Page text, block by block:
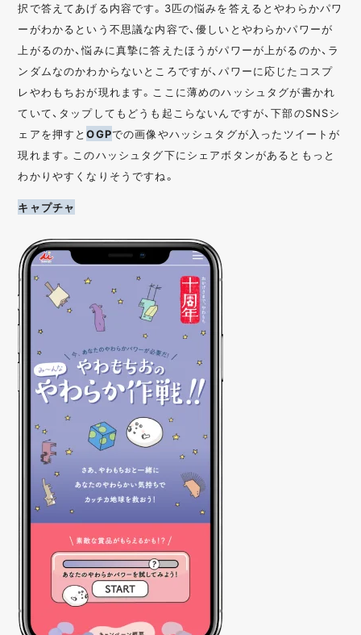
択で答えてあげる内容です。3匹の悩みを答えるとやわらかパワ
ーがわかるという不思議な内容で、優しいとやわらかパワーが
上がるのか、悩みに真摯に答えたほうがパワーが上がるのか、ラ
ンダムなのかわからないところですが、パワーに応じたコスプ
レやわもちおが現れます。ここに薄めのハッシュタグが書かれ
ていて、タップしてもどうも起こらないんですが、下部のSNSシ
ェアを押すとOGPでの画像やハッシュタグが入ったツイートが
現れます。このハッシュタグ下にシェアボタンがあるともっと
わかりやすくなりそうですね。
キャプチャ